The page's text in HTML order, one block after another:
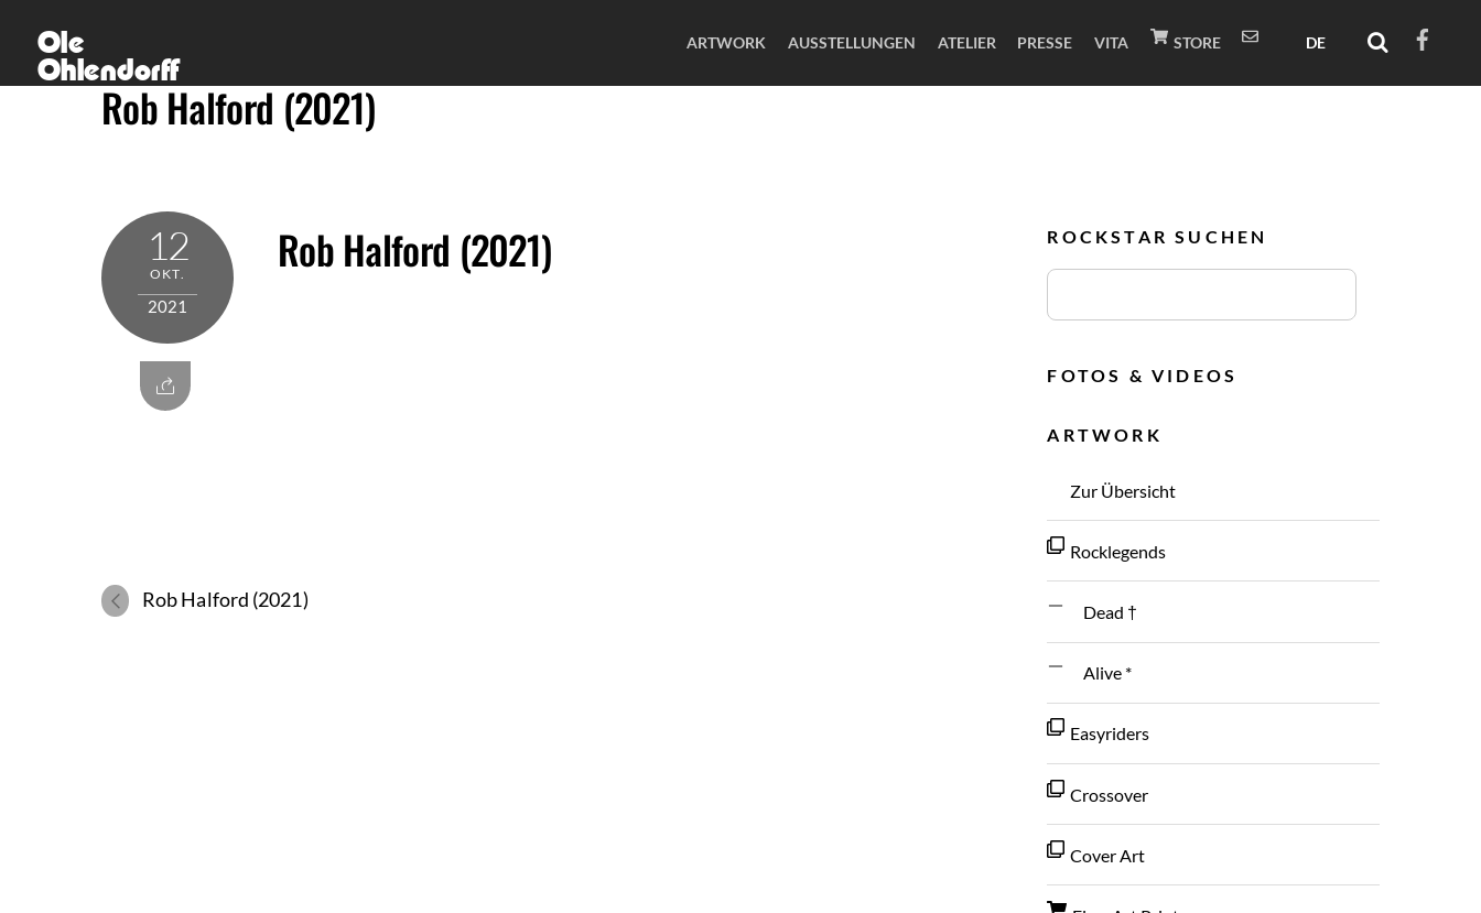
content
Ole
Ohlendorff
ARTWORK AUSSTELLUNGEN ATELIER PRESSE VITA STORE
Rob Halford (2021)
12
OKT.
2021
Rob Halford (2021)
Rob Halford (2021)
ROCKSTAR SUCHEN
FOTOS & VIDEOS
ARTWORK
Zur Übersicht
Rocklegends
Dead †
Alive *
Easyriders
Crossover
Cover Art